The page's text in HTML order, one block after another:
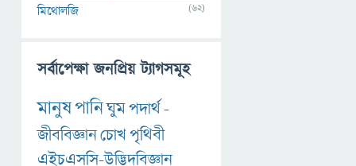
মিথোলজি (62)
সর্বাপেক্ষা জনপ্রিয় ট্যাগসমূহ
মানুষপানিঘুমপদার্থ-
জীববিজ্ঞানচোখপৃথিবী
এইচএসসি-উদ্ভিদবিজ্ঞান